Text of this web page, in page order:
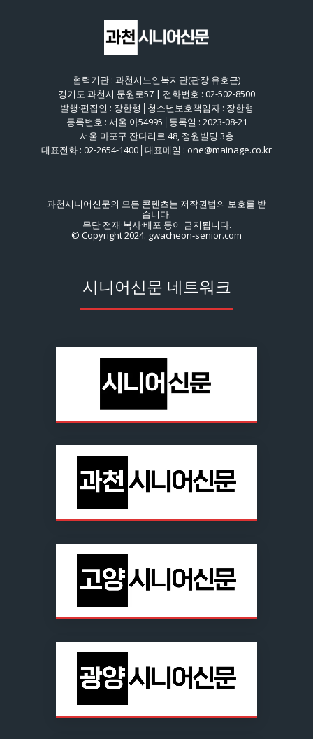
협력기관 : 과천시노인복지관(관장 유호근)
경기도 과천시 문원로57 | 전화번호 : 02-502-8500
발행·편집인 : 장한형│청소년보호책임자 : 장한형
등록번호 : 서울 아54995│등록일 : 2023-08-21
서울 마포구 잔다리로 48, 정원빌딩 3층
대표전화 : 02-2654-1400│대표메일 : one@mainage.co.kr
과천시니어신문의 모든 콘텐츠는 저작권법의 보호를 받
습니다.
무단 전재·복사·배포 등이 금지됩니다.
© Copyright 2024. gwacheon-senior.com
시니어신문 네트워크